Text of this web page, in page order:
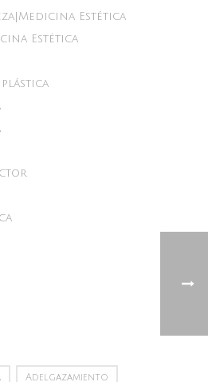
Estética
Estética
Adelgazamiento